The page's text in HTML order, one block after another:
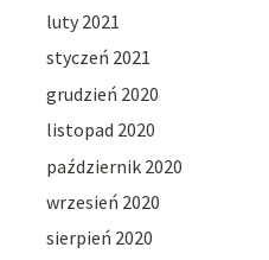
luty 2021
styczeń 2021
grudzień 2020
listopad 2020
październik 2020
wrzesień 2020
sierpień 2020